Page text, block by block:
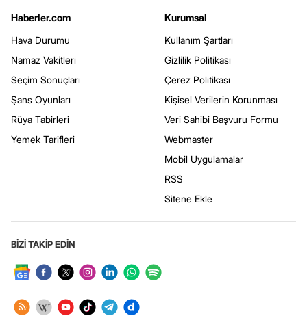
Haberler.com
Hava Durumu
Namaz Vakitleri
Seçim Sonuçları
Şans Oyunları
Rüya Tabirleri
Yemek Tarifleri
Kurumsal
Kullanım Şartları
Gizlilik Politikası
Çerez Politikası
Kişisel Verilerin Korunması
Veri Sahibi Başvuru Formu
Webmaster
Mobil Uygulamalar
RSS
Sitene Ekle
BİZİ TAKİP EDİN